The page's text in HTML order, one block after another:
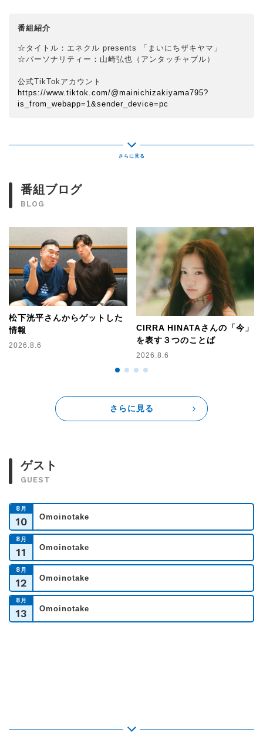
番組紹介
☆タイトル：エネクル presents 「まいにちザキヤマ」
☆パーソナリティー：山崎弘也（アンタッチャブル）
公式TikTokアカウント
https://www.tiktok.com/@mainichizakiyama795?
is_from_webapp=1&sender_device=pc
番組ブログ
BLOG
松下洸平さんからゲットした
情報
2026.8.6
CIRRA HINATAさんの「今」
を表す３つのことば
2026.8.6
さらに見る
ゲスト
GUEST
8月
10 Omoinotake
8月
11 Omoinotake
8月
12 Omoinotake
8月
13 Omoinotake